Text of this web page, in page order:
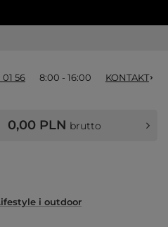
56 8:00 - 16:00 KONTAKT
0,00 PLN brutto
i outdoor